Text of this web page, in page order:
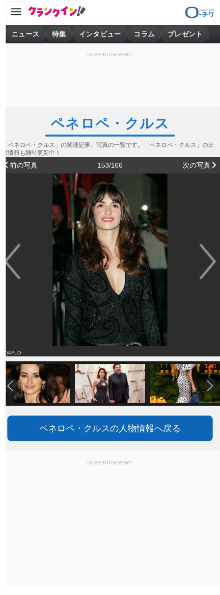
ニュース 特集 インタビュー コラム プレゼント
[ADVERTISEMENT]
ペネロペ・クルス
「ペネロペ・クルス」の関連記事、写真の一覧です。「ペネロペ・クルス」の出
演情報も随時更新中！
前の写真 153/166 次の写真
(C)AFLO
ペネロペ・クルスの人物情報へ戻る
[ADVERTISEMENT]